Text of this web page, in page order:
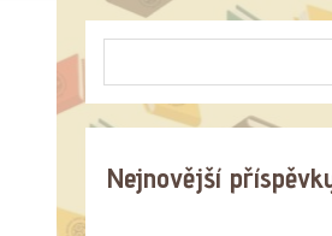
Nejnovější